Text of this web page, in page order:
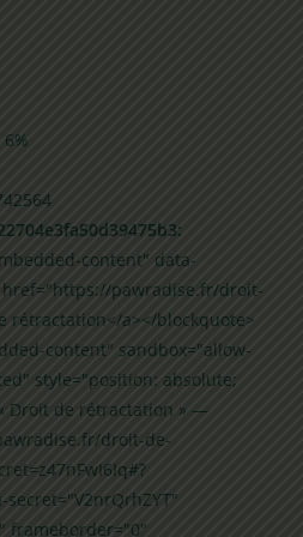
6%
content" data-
href="https://pawradise.fr/droit-
rétractation</a></blockquote>
content" sandbox="allow-
style="position: absolute;
Droit de rétractation » —
droit-de-
secret="V2nrQrhZYT"
frameborder="0"